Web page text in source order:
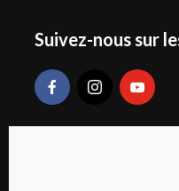
Suivez-nous sur